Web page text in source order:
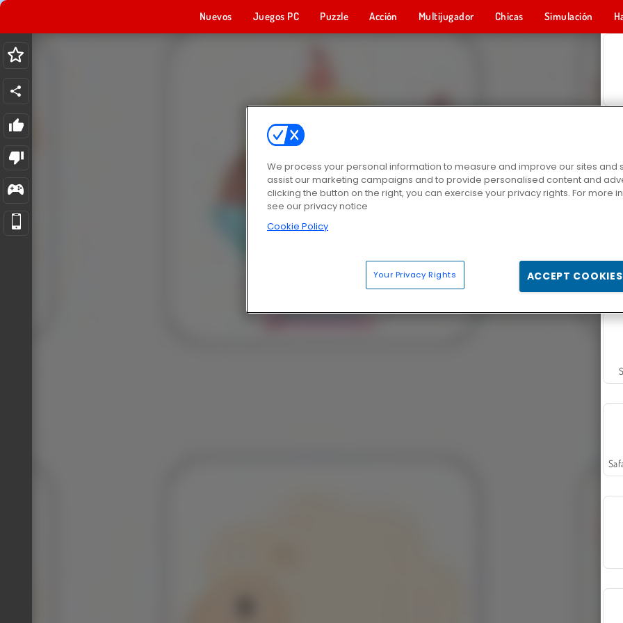
Nuevos Juegos PC Puzzle Acción Multijugador Chicas Simulación
We process your personal information to measure and improve our sites and
assist our marketing campaigns and to provide personalised content and
clicking the button on the right, you can exercise your privacy rights. For more
see our privacy notice
Cookie Policy
Your Privacy Rights ACCEPT COOKIES